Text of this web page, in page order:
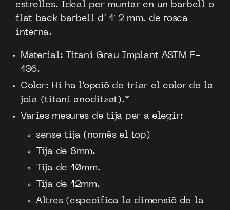
estrelles. Ideal per muntar en un barbell o
flat back barbell d’ 1′ 2 mm. de rosca
interna.
Material: Titani Grau Implant ASTM F-
136.
Color: Hi ha l’opció de triar el color de la
joia (titani anoditzat).*
Varies mesures de tija per a elegir:
sense tija (només el top)
Tija de 8mm.
Tija de 10mm.
Tija de 12mm.
Altres (especifica la dimensió de la